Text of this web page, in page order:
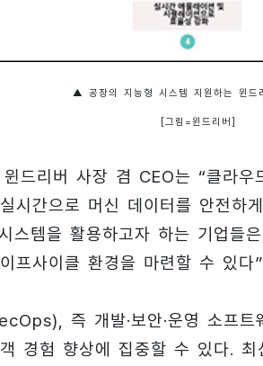
▲ 공장의 지능형 시스템 지원하는 윈드
[그림=윈드리버]
드리버 사장 겸 CEO는 “클라우
시간으로 머신 데이터를 안전하
스템을 활용하고자 하는 기업들
프사이클 환경을 마련할 수 있다
즉 개발·보안·운영 소프
경험 향상에 집중할 수 있다.